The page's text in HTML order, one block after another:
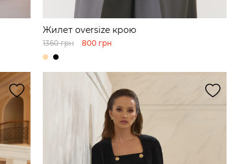
Жилет oversize крою
1360 грн 800 грн